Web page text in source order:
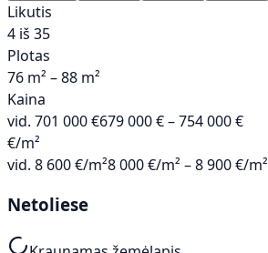
Likutis
4 iš 35
Plotas
76 m² – 88 m²
Kaina
vid. 701 000 €679 000 € – 754 000 €
€/m²
vid. 8 600 €/m²8 000 €/m² – 8 900 €/m²
Netoliese